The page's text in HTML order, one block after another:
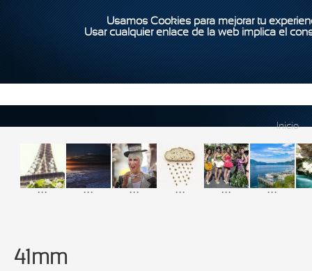
Usamos Cookies para mejorar tu
Usar cualquier enlace de la web implica el
Inicio
... ... ... ... ... ...
41mm